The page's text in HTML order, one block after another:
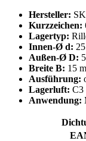
Hersteller:
Kurzzeichen:
Lagertyp:
Innen-Ø d:
Außen-Ø D:
Breite B: 15
Ausführung:
Lagerluft: C3
Anwendung: